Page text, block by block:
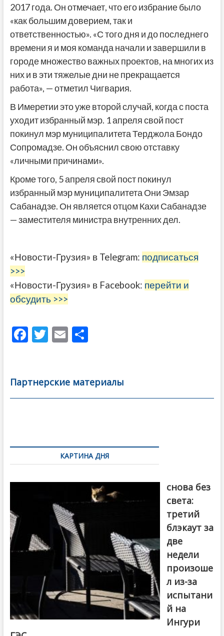
2017 года. Он отмечает, что его избрание было
«как большим доверием, так и
ответственностью». «С того дня и до последнего
времени я и моя команда начали и завершили в
городе множество важных проектов, на многих из
них и в эти тяжелые дни не прекращается
работа», — отметил Чигвария.
В Имеретии это уже второй случай, когда с поста
уходит избранный мэр. 1 апреля свой пост
покинул мэр муниципалитета Терджола Бондо
Сопромадзе. Он объяснил свою отставку
«личными причинами».
Кроме того, 5 апреля свой пост покинул
избранный мэр муниципалитета Они Эмзар
Сабанадзе. Он является отцом Кахи Сабанадзе
— заместителя министра внутренних дел.
«Новости-Грузия» в Telegram: подписаться
>>>
«Новости-Грузия» в Facebook: перейти и
обсудить >>>
F
b
o
T
er
E
l
О
а
в
Партнерские материалы
по
записямКАРТИНА ДНЯ
снова без
света:
третий
блэкаут за
две
недели
произоше
л из-за
испытани
й на
Ингури